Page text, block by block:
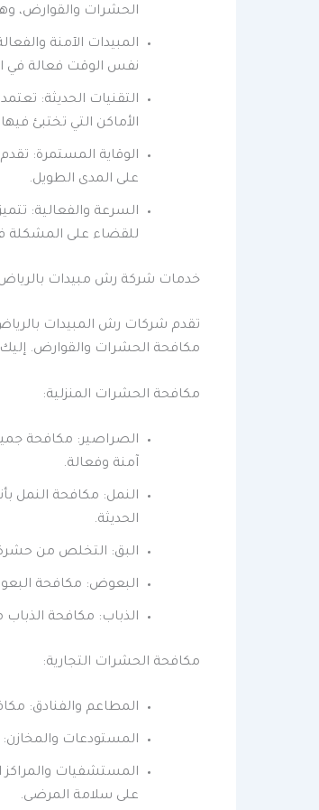
الحشرات والقوارض،
المبيدات الآمنة
نفس الوقت فعالة في
التقنيات الحديثة:
الأماكن التي تختبئ
الوقاية المستمرة:
على المدى الطويل.
السرعة والفعالية:
للقضاء على
خدمات شركة رش مبيدات
تقدم شركات رش المبيدات
مكافحة الحشرات والقوارض.
مكافحة الحشرات المنزلية:
الصراصير: مكافحة جميع
آمنة وفعالة.
النمل: مكافحة النمل
الحديثة.
البق: التخلص من
البعوض: مكافحة
الذباب: مكافحة
مكافحة الحشرات التجارية:
المطاعم والفنادق:
المستودعات
المستشفيات
على سلامة المرضى.